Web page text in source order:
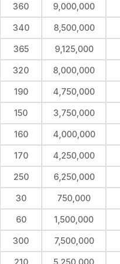
360 9,000,000
340 8,500,000
365 9,125,000
320 8,000,000
190 4,750,000
150 3,750,000
160 4,000,000
170 4,250,000
250 6,250,000
30 750,000
60 1,500,000
300 7,500,000
210 5,250,000